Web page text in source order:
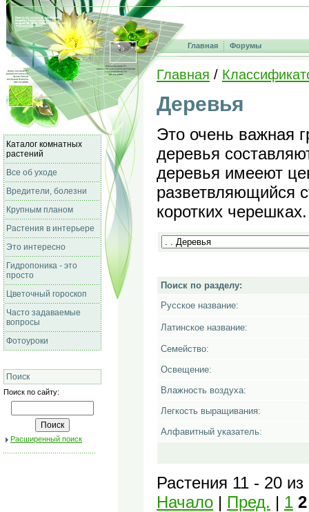
Главная Форумы
Каталог комнатных
растений
Все об уходе
Вредители, болезни
Крупным планом
Растения в интерьере
Это интересно
Гидропоника - это
просто
Цветочный гороскоп
Часто задаваемые
вопросы
Фотоуроки
Поиск
Поиск по сайту:
Расширенный поиск
Главная /
Деревья
Это очень важная
деревья
деревья имееют
разветвляющийся
коротких черешках.
Поиск по разделу:
Русское название:
Латинское название:
Семейство:
Освещение:
Влажность воздуха:
Легкость выращивания:
Алфавитный указатель:
Растения 11 - 20 из
Начало | Пред. | 1 2